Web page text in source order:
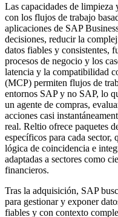
Las capacidades de
con los flujos de trabajo
aplicaciones de SAP
decisiones, reducir la
datos fiables y consistentes,
procesos de negocio y los
latencia y la compatibilidad
(MCP) permiten flujos de
entornos SAP y no SAP, lo
un agente de compras,
acciones casi
real. Reltio ofrece paquetes
específicos para cada sector,
lógica de coincidencia e
adaptadas a sectores como
financieros.
Tras la adquisición, SAP
para gestionar y exponer
fiables y con contexto